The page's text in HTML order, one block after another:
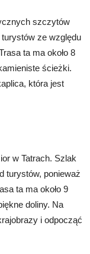
szczytów
ze względu
ta ma około 8
ścieżki.
która jest
w Tatrach. Szlak
turystów, ponieważ
ta ma około 9
doliny. Na
i odpocząć